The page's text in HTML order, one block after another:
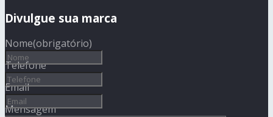
Divulgue sua marca
Nome(obrigatório)
Telefone
Email
Mensagem